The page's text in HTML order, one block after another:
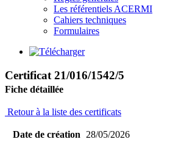
Les référentiels ACERMI
Cahiers techniques
Formulaires
Certificat 21/016/1542/5
Fiche détaillée
Retour à la liste des certificats
Date de création 28/05/2026